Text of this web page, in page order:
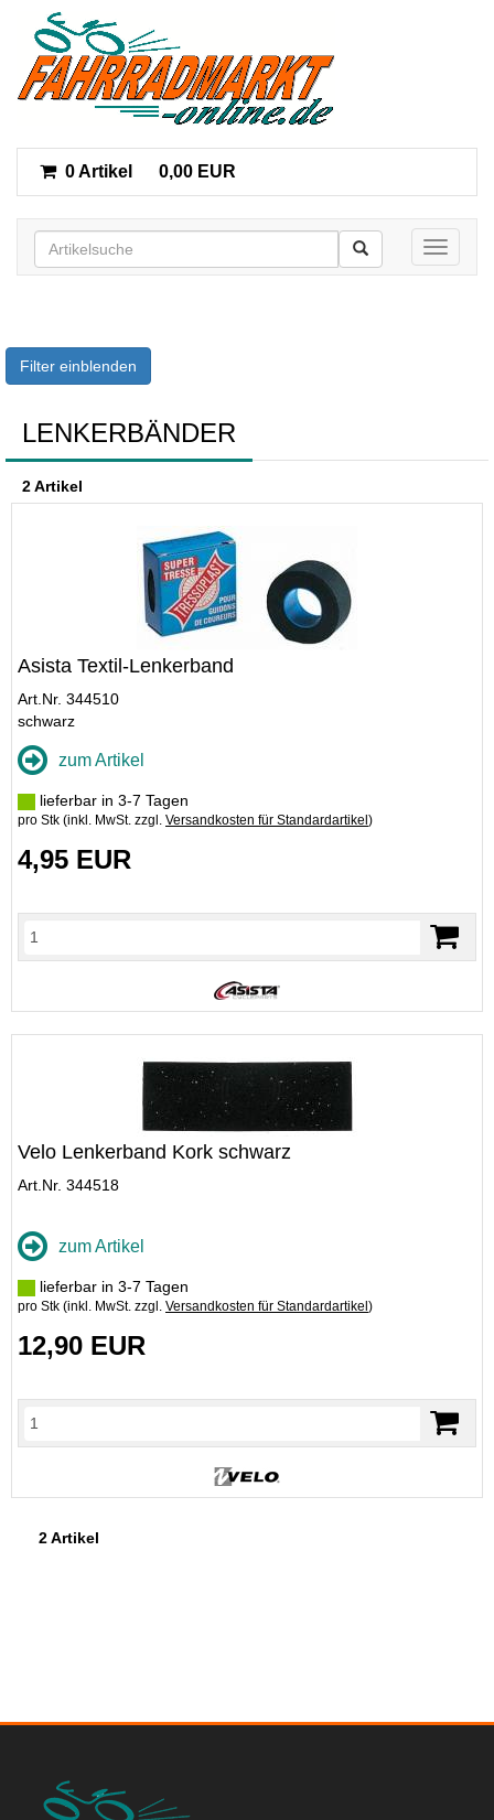
0 Artikel 0,00 EUR
Toggle
Filter einblenden
LENKERBÄNDER
2 Artikel
Asista Textil-Lenkerband
Art.Nr. 344510
schwarz
zum Artikel
lieferbar in 3-7 Tagen
pro Stk (inkl. MwSt. zzgl. Versandkosten für Standardartikel )
4,95 EUR
Velo Lenkerband Kork schwarz
Art.Nr. 344518
zum Artikel
lieferbar in 3-7 Tagen
pro Stk (inkl. MwSt. zzgl. Versandkosten für Standardartikel )
12,90 EUR
2 Artikel